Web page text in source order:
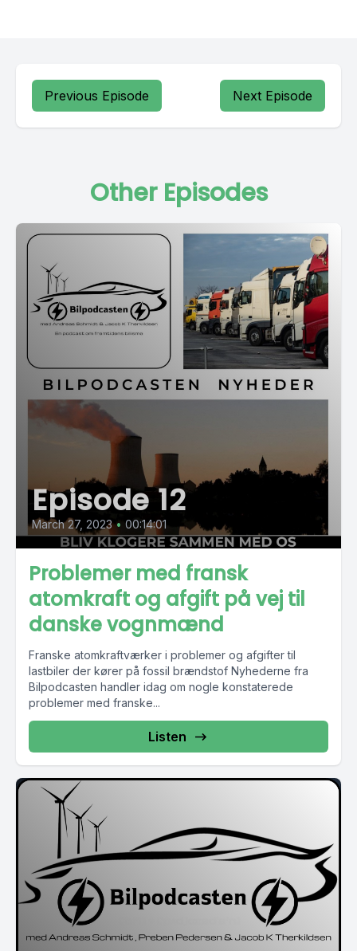
Previous Episode Next Episode
Other Episodes
Episode 12
March 27, 2023 • 00:14:01
Problemer med fransk
atomkraft og afgift på vej til
danske vognmænd
Franske atomkraftværker i problemer og afgifter til
lastbiler der kører på fossil brændstof Nyhederne fra
Bilpodcasten handler idag om nogle konstaterede
problemer med franske...
Listen